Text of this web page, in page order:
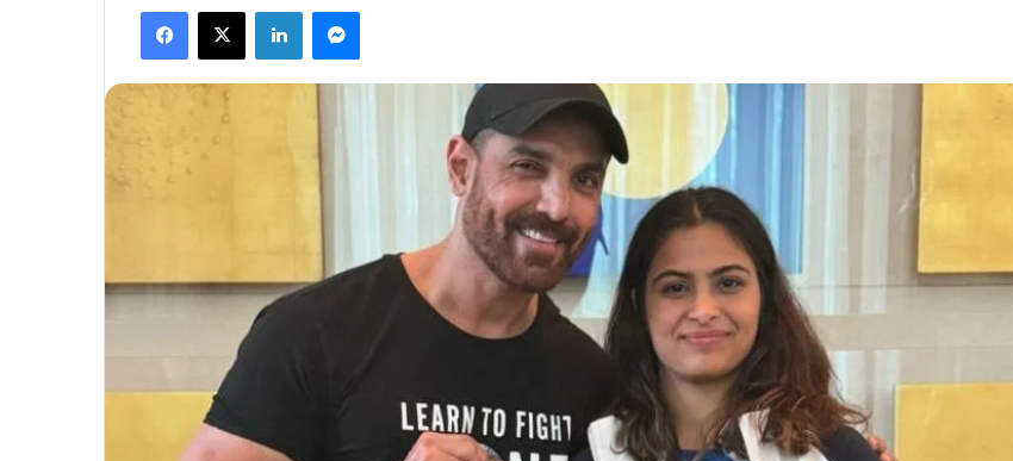
Facebook
X LinkedInMessenger